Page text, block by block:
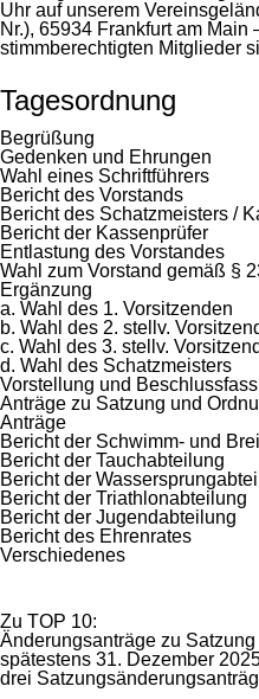
Uhr auf unserem
Nr.), 65934 Frankfurt am Main
stimmberechtigten Mitglieder
Tagesordnung
Begrüßung
Gedenken und Ehrungen
Wahl eines Schriftführers
Bericht des Vorstands
Bericht des Schatzmeisters /
Bericht der Kassenprüfer
Entlastung des Vorstandes
Wahl zum Vorstand gemäß §
Ergänzung
a. Wahl des 1. Vorsitzenden
b. Wahl des 2. stellv.
c. Wahl des 3. stellv.
d. Wahl des Schatzmeisters
Vorstellung und
Anträge zu Satzung und
Anträge
Bericht der Schwimm- und
Bericht der Tauchabteilung
Bericht der
Bericht der Triathlonabteilung
Bericht der Jugendabteilung
Bericht des Ehrenrates
Verschiedenes
Zu TOP 10:
Änderungsanträge zu
spätestens 31. Dezember
drei